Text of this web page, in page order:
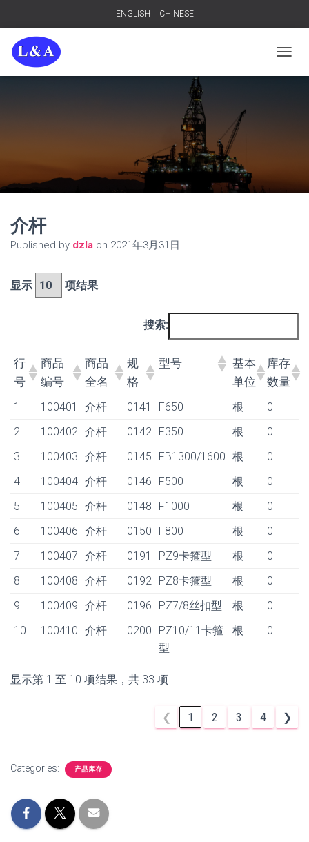
ENGLISH CHINESE
介杆
Published by dzla on 2021年3月31日
显示 项结果
搜索:
行
号
商品
编号
商品
全名
规
格
型号
基本
单位
库存
数量
1 100401 介杆 0141 F650 根
0
2
100402 介杆 0142 F350 根
0
3
100403 介杆 0145 FB1300/1600 根
0
4
100404 介杆 0146 F500 根
0
5
100405 介杆 0148 F1000 根
0
6
100406 介杆 0150 F800 根
0
7
100407 介杆 0191 PZ9卡箍型 根
0
8
100408 介杆 0192 PZ8卡箍型 根
0
9
100409 介杆 0196 PZ7/8丝扣型 根
0
10
100410 介杆 0200
PZ10/11卡箍
型
根 0
显示第 1 至 10 项结果，共 33 项
❮ 1 2 3 4 ❯
Categories: 产品库存